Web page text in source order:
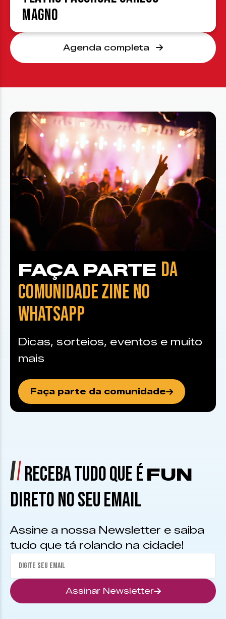
Magno
Agenda completa
FAÇA PARTE DA
COMUNIDADE ZINE NO
WHATSAPP
Dicas, sorteios, eventos e muito
mais
Faça parte da comunidade
RECEBA TUDO QUE É FUN
DIRETO NO SEU EMAIL
Assine a nossa Newsletter e saiba
tudo que tá rolando na cidade!
Assinar Newsletter